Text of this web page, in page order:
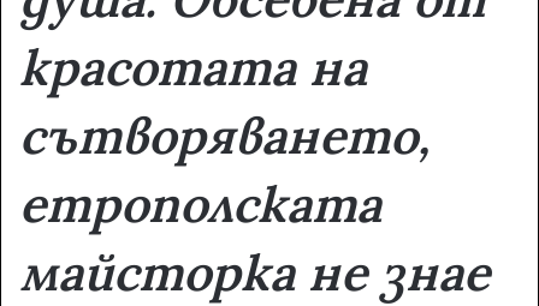
красотата на
сътворяването,
етрополската
майсторка не знае